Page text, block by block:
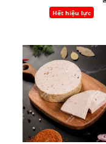
Hết hiệu lực